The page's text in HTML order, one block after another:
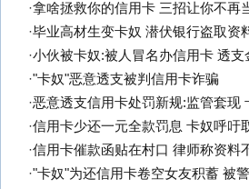
·拿啥拯救你的信用卡 三招让你不再
·毕业高材生变卡奴 潜伏银行盗取资
·小伙被卡奴:被人冒名办信用卡 透支
·"卡奴"恶意透支被判信用卡诈骗
·恶意透支信用卡处罚新规:监管套现
·信用卡少还一元全款罚息 卡奴呼吁
·信用卡催款函贴在村口 律师称资料
·"卡奴"为还信用卡卷空女友积蓄 被